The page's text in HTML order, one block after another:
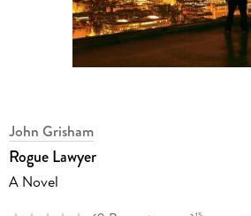
John Grisham
Rogue Lawyer
A Novel